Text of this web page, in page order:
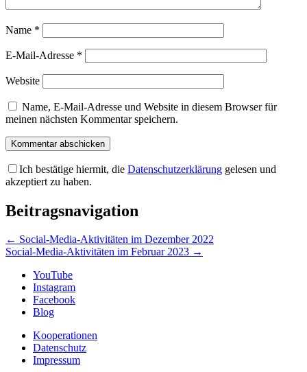
Name *
E-Mail-Adresse *
Website
Name, E-Mail-Adresse und Website in diesem Browser für
meinen nächsten Kommentar speichern.
Ich bestätige hiermit, die Datenschutzerklärung gelesen und
akzeptiert zu haben.
Beitragsnavigation
← Social-Media-Aktivitäten im Dezember 2022
Social-Media-Aktivitäten im Februar 2023 →
YouTube
Instagram
Facebook
Blog
Kooperationen
Datenschutz
Impressum